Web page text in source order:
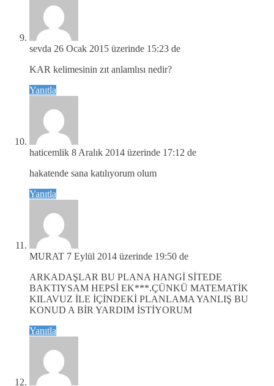
sevda 26 Ocak 2015 üzerinde 15:23 de
KAR kelimesinin zıt anlamlısı nedir?
Yanıtla
haticemlik 8 Aralık 2014 üzerinde 17:12 de
hakatende sana katılıyorum olum
Yanıtla
MURAT 7 Eylül 2014 üzerinde 19:50 de
ARKADAŞLAR BU PLANA HANGİ SİTEDE
BAKTIYSAM HEPSİ EK***.ÇÜNKÜ MATEMATİK
KILAVUZ İLE İÇİNDEKİ PLANLAMA YANLIŞ BU
KONUD A BİR YARDIM İSTİYORUM
Yanıtla